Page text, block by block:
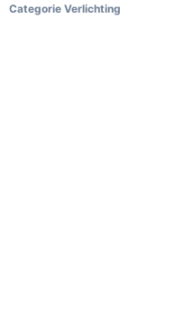
Categorie Verlichting